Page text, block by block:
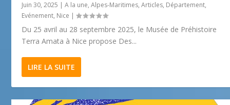
Juin 30, 2025 |A la une,Alpes-Maritimes,Articles, Département,
Evénement, Nice |
Du 25 avril au 28 septembre 2025, le Musée de Préhistoire
Terra Amata à Nice propose Des...
LIRE LA SUITE